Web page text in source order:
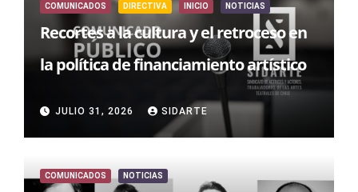
COMUNICADOS DIRECTIVA INICIO NOTICIAS
Recortes a la cultura y el retroceso en
la política de financiamiento artístico
JULIO 31, 2026 SIDARTE
COMUNICADOS NOTICIAS